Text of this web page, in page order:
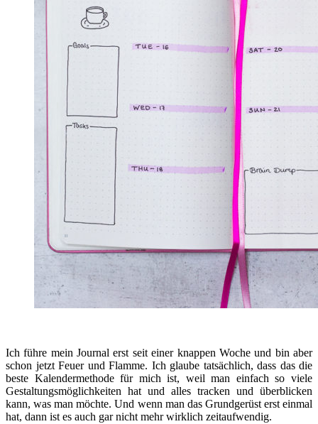
Ich führe mein Journal erst seit einer knappen Woche und bin aber
schon jetzt Feuer und Flamme. Ich glaube tatsächlich, dass das die
beste Kalendermethode für mich ist, weil man einfach so viele
Gestaltungsmöglichkeiten hat und alles tracken und überblicken
kann, was man möchte. Und wenn man das Grundgerüst erst einmal
hat, dann ist es auch gar nicht mehr wirklich zeitaufwendig.